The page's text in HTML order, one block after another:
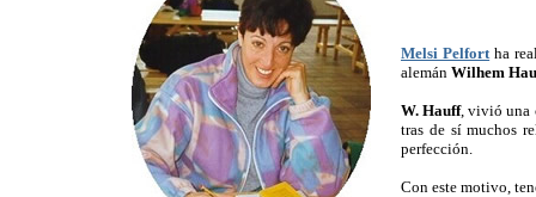
Melsi Pelfortha
alemán Wilhem
W. Hauff, vivió una
tras de sí muchos
perfección.
Con este motivo,